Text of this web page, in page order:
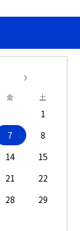
金 土
1
7
8
14
15
21
22
28
29